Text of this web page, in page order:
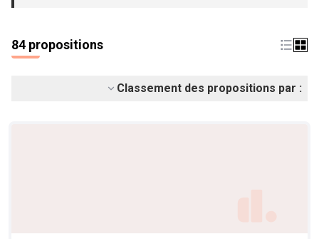
84 propositions
Classement des propositions par :